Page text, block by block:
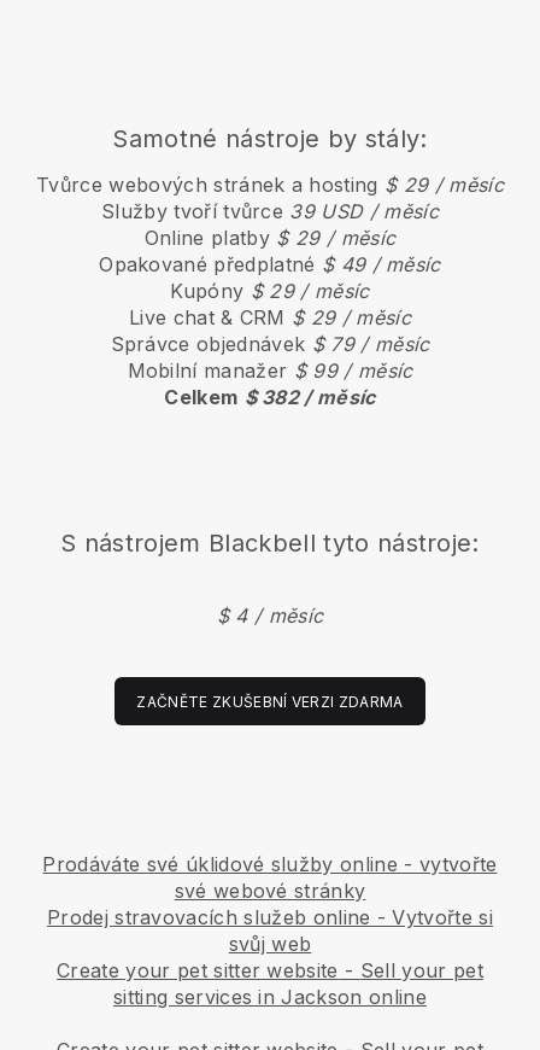
Samotné nástroje by stály:
Tvůrce webových stránek a hosting $ 29 / měsíc
Služby tvoří tvůrce 39 USD / měsíc
Online platby $ 29 / měsíc
Opakované předplatné $ 49 / měsíc
Kupóny $ 29 / měsíc
Live chat & CRM $ 29 / měsíc
Správce objednávek $ 79 / měsíc
Mobilní manažer $ 99 / měsíc
Celkem $ 382 / měsíc
S nástrojem Blackbell tyto nástroje:
$ 4 / měsíc
ZAČNĚTE ZKUŠEBNÍ VERZI ZDARMA
Prodáváte své úklidové služby online - vytvořte
své webové stránky
Prodej stravovacích služeb online - Vytvořte si
svůj web
Create your pet sitter website - Sell your pet
sitting services in Jackson online